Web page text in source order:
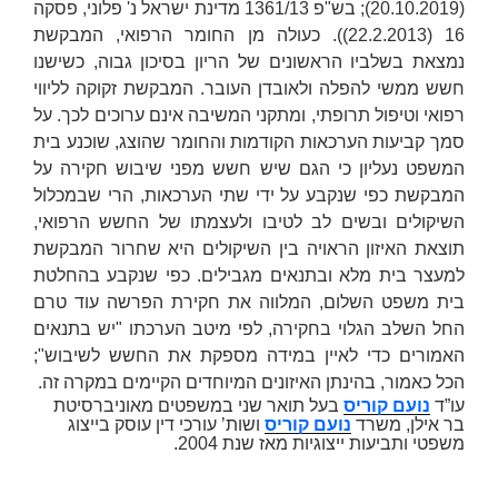
(20.10.2019); בש"פ 1361/13
מדינת ישראל נ' פלוני, פסקה
16 (22.2.2013)). כעולה מן החומר הרפואי, המבקשת
נמצאת בשלביו הראשונים של הריון בסיכון גבוה, כשישנו
חשש ממשי להפלה ולאובדן העובר. המבקשת זקוקה לליווי
רפואי וטיפול תרופתי, ומתקני המשיבה אינם ערוכים לכך. על
סמך קביעות הערכאות הקודמות והחומר שהוצג, שוכנע בית
המשפט נעליון כי הגם שיש חשש מפני שיבוש חקירה על
המבקשת כפי שנקבע על ידי שתי הערכאות, הרי שבמכלול
השיקולים ובשים לב לטיבו ולעצמתו של החשש הרפואי,
תוצאת האיזון הראויה בין השיקולים היא שחרור המבקשת
למעצר בית מלא ובתנאים מגבילים. כפי שנקבע בהחלטת
בית משפט השלום, המלווה את חקירת הפרשה עוד טרם
החל השלב הגלוי בחקירה, לפי מיטב הערכתו "יש בתנאים
האמורים כדי לאיין במידה מספקת את החשש לשיבוש";
הכל כאמור, בהינתן האיזונים המיוחדים הקיימים במקרה זה.
עו”ד נועם קוריס בעל תואר שני במשפטים מאוניברסיטת
בר אילן, משרד נועם קוריס ושות’ עורכי דין עוסק בייצוג
משפטי ותביעות ייצוגיות מאז שנת 2004.